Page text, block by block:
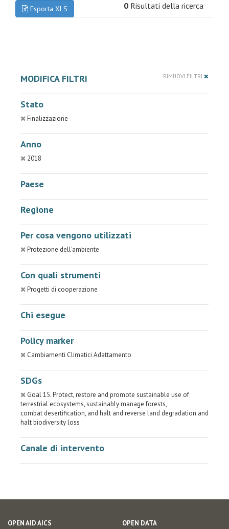
Esporta XLS 0 Risultati della ricerca
MODIFICA FILTRI RIMUOVI FILTRI
Stato
Finalizzazione
Anno
2018
Paese
Regione
Per cosa vengono utilizzati
Protezione dell'ambiente
Con quali strumenti
Progetti di cooperazione
Chi esegue
Policy marker
Cambiamenti Climatici Adattamento
SDGs
Goal 15. Protect, restore and promote sustainable use of
terrestrial ecosystems, sustainably manage forests,
combat desertification, and halt and reverse land degradation and
halt biodiversity loss
Canale di intervento
OPEN AID AICS OPEN DATA